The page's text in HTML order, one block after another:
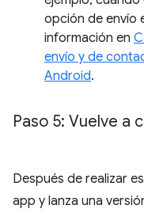
opción de envío
información en
envío y de
Android.
Paso 5: Vuelve a
Después de realizar
app y lanza una